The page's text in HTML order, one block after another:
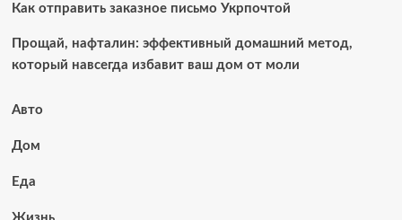
Как отправить заказное письмо Укрпочтой
Прощай, нафталин: эффективный домашний метод,
который навсегда избавит ваш дом от моли
Авто
Дом
Еда
Жизнь